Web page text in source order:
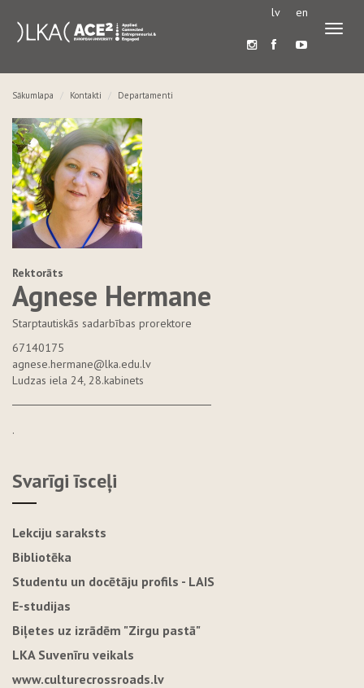
lv en
Sākumlapa Kontakti Departamenti
Rektorāts
Agnese Hermane
Starptautiskās sadarbības prorektore
67140175
agnese.hermane@lka.edu.lv
Ludzas iela 24, 28.kabinets
.
Svarīgi īsceļi
Lekciju saraksts
Bibliotēka
Studentu un docētāju profils - LAIS
E-studijas
Biļetes uz izrādēm "Zirgu pastā"
LKA Suvenīru veikals
www.culturecrossroads.lv